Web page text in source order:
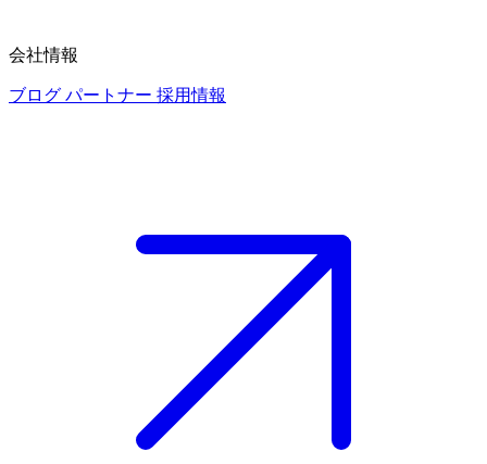
会社情報
ブログ パートナー 採用情報